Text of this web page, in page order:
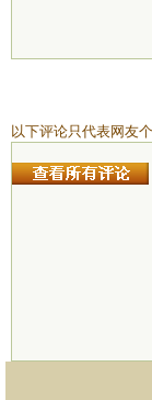
以下评论只代表网友